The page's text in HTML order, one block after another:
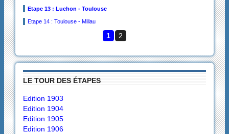
Etape 13 : Luchon - Toulouse
Etape 14 : Toulouse - Millau
1 2
LE TOUR DES ÉTAPES
Edition 1903
Edition 1904
Edition 1905
Edition 1906